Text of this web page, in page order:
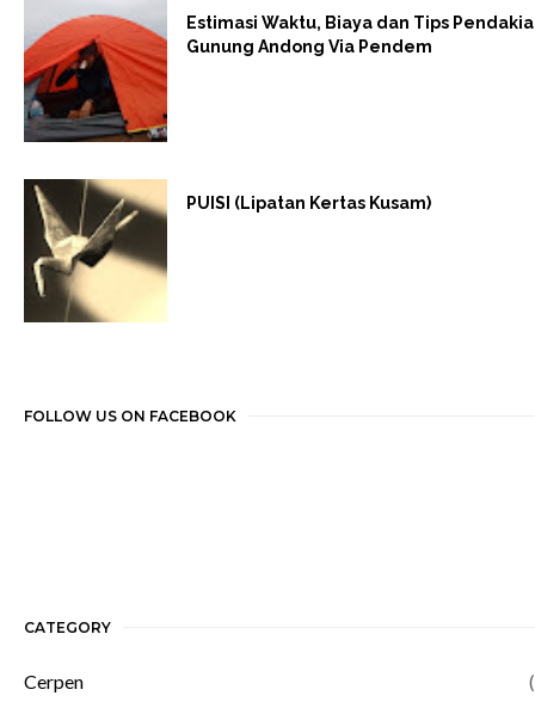
Estimasi Waktu, Biaya dan Tips
Gunung Andong Via Pendem
PUISI (Lipatan Kertas Kusam)
FOLLOW US ON FACEBOOK
CATEGORY
Cerpen